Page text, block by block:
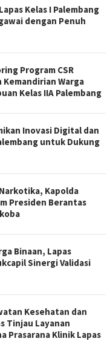
Kelas I Palembang
dengan Penuh
Program CSR
Warga
Kelas IIA Palembang
Inovasi Digital dan
untuk Dukung
Kapolda
Presiden Berantas
Binaan, Lapas
Sinergi Validasi
Kesehatan dan
Tinjau Layanan
Prasarana Klinik Lapas